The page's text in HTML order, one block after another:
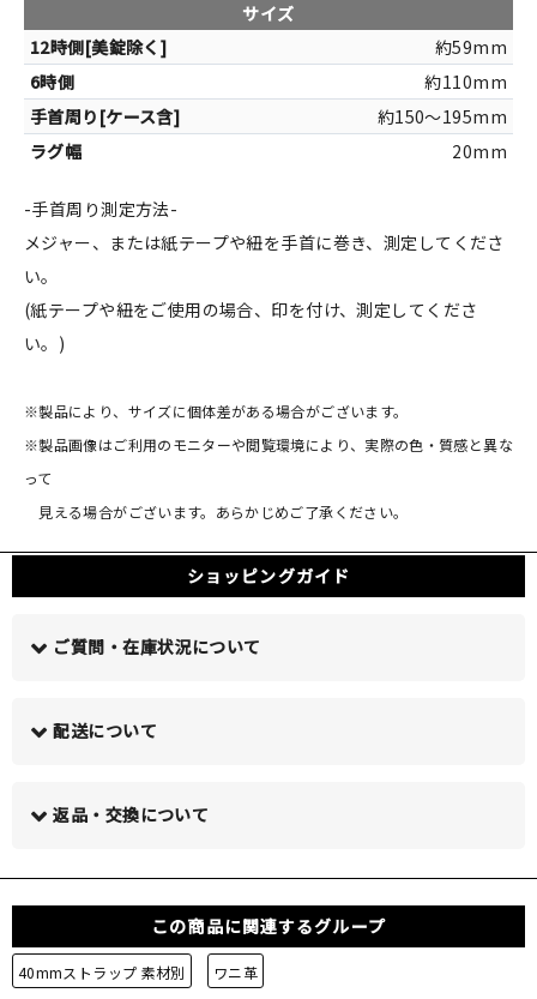
サイズ
約59mm
約110mm
約150～195mm
20mm
-手首周り測定方法-
メジャー、または紙テープや紐を手首に巻き、測定してくださ
い。
(紙テープや紐をご使用の場合、印を付け、測定してくださ
い。)
※製品により、サイズに個体差がある場合がございます。
※製品画像はご利用のモニターや閲覧環境により、実際の色・質感と異な
って
見える場合がございます。あらかじめご了承ください。
ショッピングガイド
ご質問・在庫状況について
配送について
返品・交換について
この商品に関連するグループ
40mmストラップ 素材別 ワニ革